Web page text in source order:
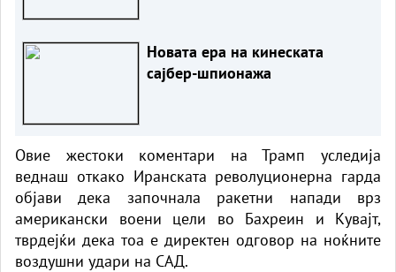
Новата ера на кинеската
сајбер-шпионажа
Овие жестоки коментари на Трамп уследија
веднаш откако Иранската револуционерна гарда
објави дека започнала ракетни напади врз
американски воени цели во Бахреин и Кувајт,
тврдејќи дека тоа е директен одговор на ноќните
воздушни удари на САД.